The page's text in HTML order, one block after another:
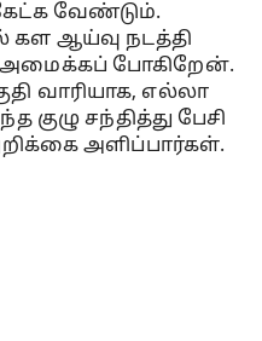
கேட்க வேண்டும்.
ஆய்வு நடத்தி
அமைக்கப் போகிறேன்.
வாரியாக, எல்லா
குழு சந்தித்து பேசி
அளிப்பார்கள்.